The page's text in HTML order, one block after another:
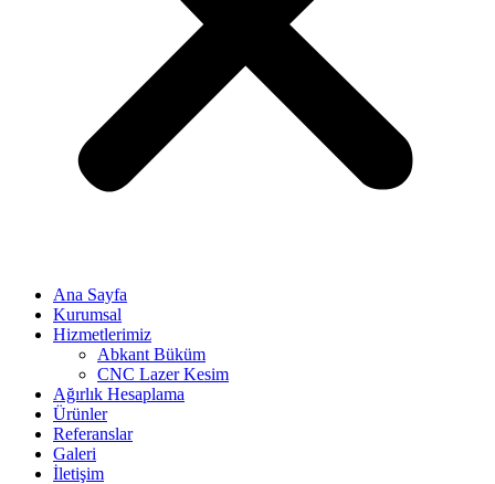
Ana Sayfa
Kurumsal
Hizmetlerimiz
Abkant Büküm
CNC Lazer Kesim
Ağırlık Hesaplama
Ürünler
Referanslar
Galeri
İletişim